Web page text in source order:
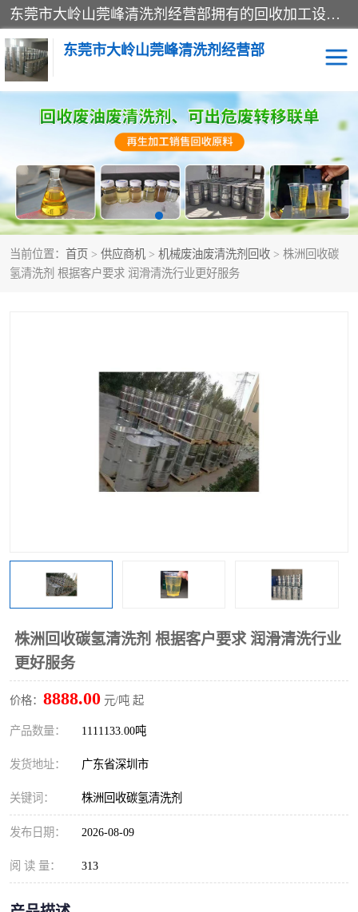
东莞市大岭山莞峰清洗剂经营部拥有的回收加工设备，大量废油回收、废清洗剂回收、废溶剂油回收、机械废油废清洗剂回收、废碳氢回收、碳氢液压油回收、碳氢二氯回收等废清洗剂处理；我们只是提供废旧化工原料的循环使用存放点，执行正规的存放，有正规的回收资质处理。同时我们公司批发零售回收级清洗剂，脱模油再生基础油，质量保证。
东莞市大岭山莞峰清洗剂经营部
当前位置： 首页 > 供应商机 > 机械废油废清洗剂回收 > 株洲回收碳
氢清洗剂 根据客户要求 润滑清洗行业更好服务
株洲回收碳氢清洗剂 根据客户要求 润滑清洗行业
更好服务
价格： 8888.00 元/吨 起
产品数量： 1111133.00吨
发货地址： 广东省深圳市
关键词： 株洲回收碳氢清洗剂
发布日期： 2026-08-09
阅 读 量： 313
废清洗剂回收
废溶剂油回收 机械废油废清洗剂回收
废碳氢回收 碳氢液压油回收
碳氢二氯回收 回收废三四氯乙烯
回收废清洗剂 上门回收废清洗剂